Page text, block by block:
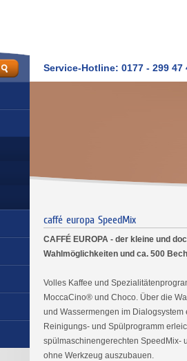
Service-Hotline: 0177 - 299 47
caffé europa SpeedMix
CAFFÉ EUROPA - der kleine und
Wahlmöglichkeiten und ca. 500
Volles Kaffee und
MoccaCino® und Choco. Über die
und Wassermengen im
Reinigungs- und Spülprogramm
spülmaschinengerechten SpeedMix-
ohne Werkzeug auszubauen.